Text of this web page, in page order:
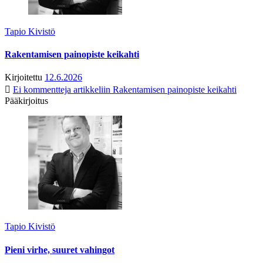
Tapio Kivistö
Rakentamisen painopiste keikahti
Kirjoitettu 12.6.2026
Ei kommentteja artikkeliin Rakentamisen painopiste keikahti
Pääkirjoitus
Tapio Kivistö
Pieni virhe, suuret vahingot